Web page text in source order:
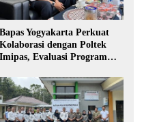
Bapas Yogyakarta Perkuat
Kolaborasi dengan Poltek
Imipas, Evaluasi Program